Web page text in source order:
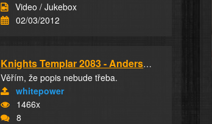
Video / Jukebox
02/03/2012
Knights Templar 2083 - Anders Behring Breivik
Věřím, že popis nebude třeba.
whitepower
1466x
8